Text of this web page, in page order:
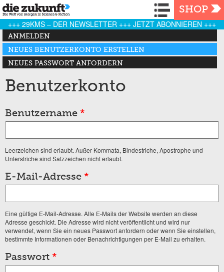
Navigation
SHOP
+++ 29KMS – DER NEWSLETTER +++ JETZT ABONNIEREN +++
Haupt-Reiter
ANMELDEN
NEUES BENUTZERKONTO ERSTELLEN
(AKTIVER REITER)
NEUES PASSWORT ANFORDERN
Benutzerkonto
Benutzername *
Leerzeichen sind erlaubt. Außer Kommata, Bindestriche, Apostrophe und
Unterstriche sind Satzzeichen nicht erlaubt.
E-Mail-Adresse *
Eine gültige E-Mail-Adresse. Alle E-Mails der Website werden an diese
Adresse geschickt. Die Adresse wird nicht veröffentlicht und wird nur
verwendet, wenn Sie ein neues Passwort anfordern oder wenn Sie einstellen,
bestimmte Informationen oder Benachrichtigungen per E-Mail zu erhalten.
Passwort *